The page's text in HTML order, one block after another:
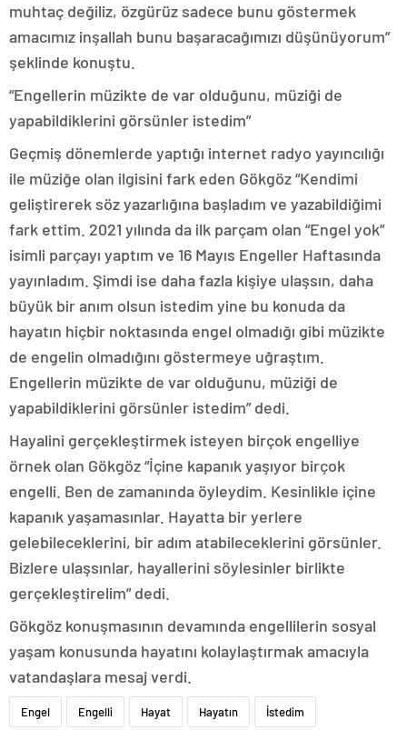
muhtaç değiliz, özgürüz sadece bunu göstermek
amacımız inşallah bunu başaracağımızı düşünüyorum”
şeklinde konuştu.
“Engellerin müzikte de var olduğunu, müziği de
yapabildiklerini görsünler istedim”
Geçmiş dönemlerde yaptığı internet radyo yayıncılığı
ile müziğe olan ilgisini fark eden Gökgöz “Kendimi
geliştirerek söz yazarlığına başladım ve yazabildiğimi
fark ettim. 2021 yılında da ilk parçam olan “Engel yok”
isimli parçayı yaptım ve 16 Mayıs Engeller Haftasında
yayınladım. Şimdi ise daha fazla kişiye ulaşsın, daha
büyük bir anım olsun istedim yine bu konuda da
hayatın hiçbir noktasında engel olmadığı gibi müzikte
de engelin olmadığını göstermeye uğraştım.
Engellerin müzikte de var olduğunu, müziği de
yapabildiklerini görsünler istedim” dedi.
Hayalini gerçekleştirmek isteyen birçok engelliye
örnek olan Gökgöz “İçine kapanık yaşıyor birçok
engelli. Ben de zamanında öyleydim. Kesinlikle içine
kapanık yaşamasınlar. Hayatta bir yerlere
gelebileceklerini, bir adım atabileceklerini görsünler.
Bizlere ulaşsınlar, hayallerini söylesinler birlikte
gerçekleştirelim” dedi.
Gökgöz konuşmasının devamında engellilerin sosyal
yaşam konusunda hayatını kolaylaştırmak amacıyla
vatandaşlara mesaj verdi.
Engel Engelli Hayat Hayatın İstedim